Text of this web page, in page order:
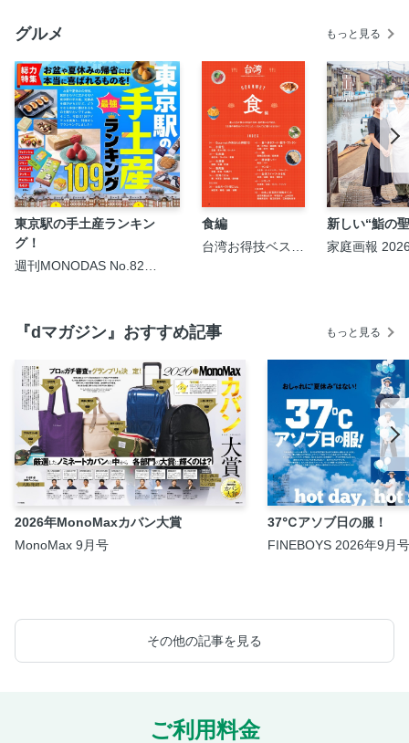
グルメ もっと見る
東京駅の手土産ランキン
グ！
週刊MONODAS No.82
食編
台湾お得技ベスト
新しい“鮨の
家庭画報
『dマガジン』おすすめ記事 もっと見る
2026年MonoMaxカバン大賞
MonoMax 9月号
37℃アソブ日の服！
FINEBOYS 2026年9月
その他の記事を見る
ご利用料金